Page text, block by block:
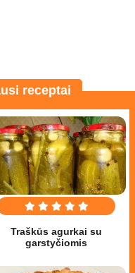
receptai
Traškūs agurkai su
garstyčiomis